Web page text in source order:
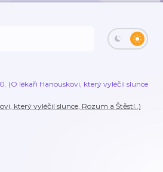
lékaři Hanouskovi, který vyléčil slunce,
který vyléčil slunce, Rozum a Štěstí..)